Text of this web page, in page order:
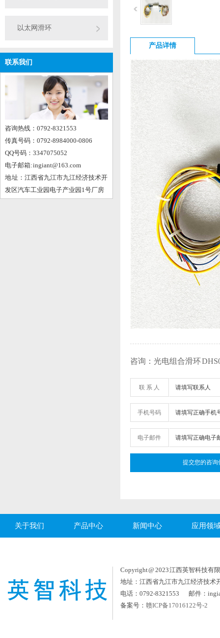
以太网滑环
联系我们
咨询热线：0792-8321553
传真号码：0792-8984000-0806
QQ号码：3347075052
电子邮箱: ingiant@163.com
地 址：江西省九江市九江经济技术开
发区汽车工业园电子产业园1号厂房
产品详情
咨询：光电组合滑环
联 系 人
手机号码
电子邮件
关于我们 产品中心 新闻中心 应用领
Copyright @ 2023 江西英智科技有
地址：江西省九江市九江经济技术
电话：0792-8321553 邮件：
备案号： 赣ICP备17016122号-2